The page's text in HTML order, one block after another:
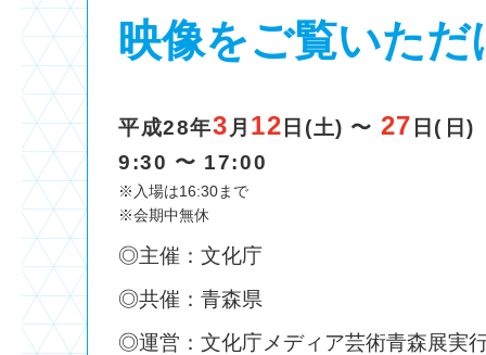
映像をご覧いた
平成28年3 月 12 日(土) 〜 27 日(
9:30 〜 17:00
※入場は16:30まで
※会期中無休
◎主催：文化庁
◎共催：青森県
◎運営：文化庁メディア芸術青森展実